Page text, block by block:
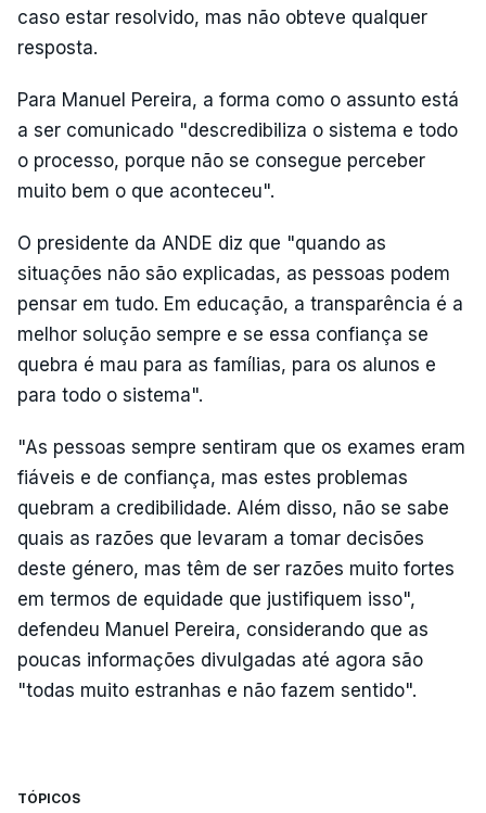
caso estar resolvido, mas não obteve qualquer
resposta.
Para Manuel Pereira, a forma como o assunto está
a ser comunicado "descredibiliza o sistema e todo
o processo, porque não se consegue perceber
muito bem o que aconteceu".
O presidente da ANDE diz que "quando as
situações não são explicadas, as pessoas podem
pensar em tudo. Em educação, a transparência é a
melhor solução sempre e se essa confiança se
quebra é mau para as famílias, para os alunos e
para todo o sistema".
"As pessoas sempre sentiram que os exames eram
fiáveis e de confiança, mas estes problemas
quebram a credibilidade. Além disso, não se sabe
quais as razões que levaram a tomar decisões
deste género, mas têm de ser razões muito fortes
em termos de equidade que justifiquem isso",
defendeu Manuel Pereira, considerando que as
poucas informações divulgadas até agora são
"todas muito estranhas e não fazem sentido".
TÓPICOS